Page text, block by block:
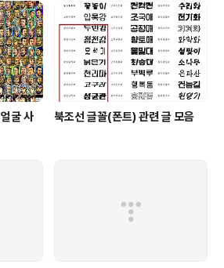
제 잘못은 제쳐 두고 남의
杖(적반하장): 도둑이 도리
..
굴 사
북조선 글꼴(폰트) 관련 글 모음